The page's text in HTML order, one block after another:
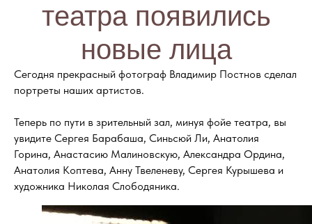
театра появились
новые лица
Сегодня прекрасный фотограф Владимир Постнов сделал
портреты наших артистов.
Теперь по пути в зрительный зал, минуя фойе театра, вы
увидите Сергея Барабаша, Синьсюй Ли, Анатолия
Горина, Анастасию Малиновскую, Александра Ордина,
Анатолия Коптева, Анну Твеленеву, Сергея Курышева и
художника Николая Слободяника.